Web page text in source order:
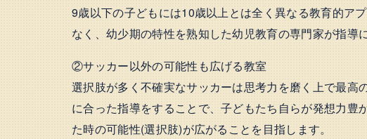
9歳以下の子どもには10歳以上とは全く異なる教育的ア
なく、幼少期の特性を熟知した幼児教育の専門家が指導
②サッカー以外の可能性も広げる教室
選択肢が多く不確実なサッカーは思考力を磨く上で最高
に合った指導をすることで、子どもたち自らが発想力豊
た時の可能性(選択肢)が広がることを目指します。